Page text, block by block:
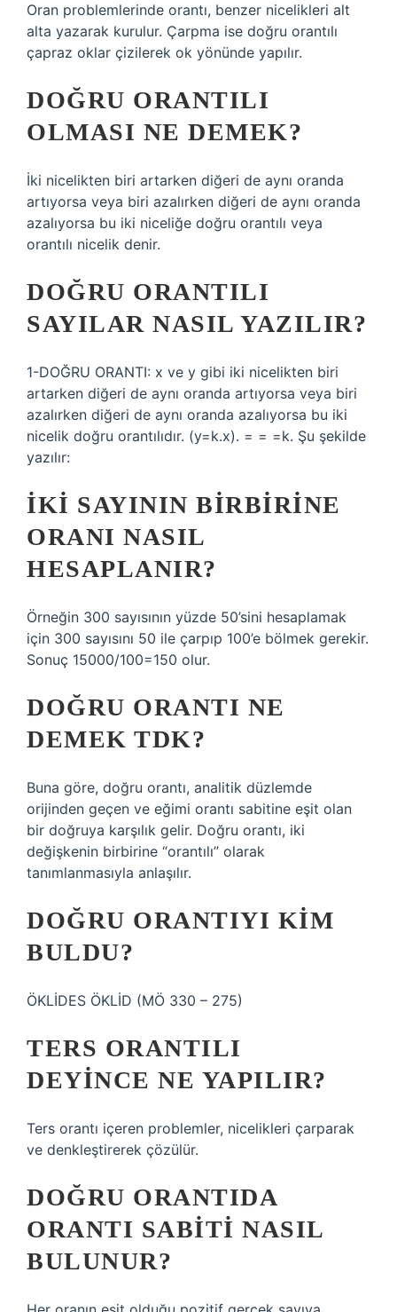
Oran problemlerinde orantı, benzer nicelikleri alt
alta yazarak kurulur. Çarpma ise doğru orantılı
çapraz oklar çizilerek ok yönünde yapılır.
DOĞRU ORANTILI
OLMASI NE DEMEK?
İki nicelikten biri artarken diğeri de aynı oranda
artıyorsa veya biri azalırken diğeri de aynı oranda
azalıyorsa bu iki niceliğe doğru orantılı veya
orantılı nicelik denir.
DOĞRU ORANTILI
SAYILAR NASIL YAZILIR?
1-DOĞRU ORANTI: x ve y gibi iki nicelikten biri
artarken diğeri de aynı oranda artıyorsa veya biri
azalırken diğeri de aynı oranda azalıyorsa bu iki
nicelik doğru orantılıdır. (y=k.x). = = =k. Şu şekilde
yazılır:
İKI SAYININ BIRBIRINE
ORANI NASIL
HESAPLANIR?
Örneğin 300 sayısının yüzde 50’sini hesaplamak
için 300 sayısını 50 ile çarpıp 100’e bölmek gerekir.
Sonuç 15000/100=150 olur.
DOĞRU ORANTI NE
DEMEK TDK?
Buna göre, doğru orantı, analitik düzlemde
orijinden geçen ve eğimi orantı sabitine eşit olan
bir doğruya karşılık gelir. Doğru orantı, iki
değişkenin birbirine “orantılı” olarak
tanımlanmasıyla anlaşılır.
DOĞRU ORANTIYI KIM
BULDU?
ÖKLİDES ÖKLİD (MÖ 330 – 275)
TERS ORANTILI
DEYINCE NE YAPILIR?
Ters orantı içeren problemler, nicelikleri çarparak
ve denkleştirerek çözülür.
DOĞRU ORANTIDA
ORANTI SABITI NASIL
BULUNUR?